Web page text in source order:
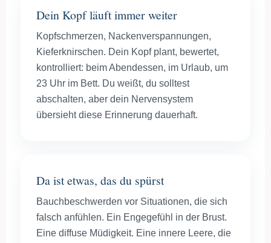
Dein Kopf läuft immer weiter
Kopfschmerzen, Nackenverspannungen,
Kieferknirschen. Dein Kopf plant, bewertet,
kontrolliert: beim Abendessen, im Urlaub, um
23 Uhr im Bett. Du weißt, du solltest
abschalten, aber dein Nervensystem
übersieht diese Erinnerung dauerhaft.
Da ist etwas, das du spürst
Bauchbeschwerden vor Situationen, die sich
falsch anfühlen. Ein Engegefühl in der Brust.
Eine diffuse Müdigkeit. Eine innere Leere, die